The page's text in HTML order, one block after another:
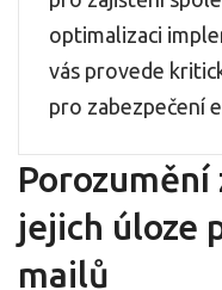
optimalizaci
vás provede
pro zabezpečení
Porozumění
jejich úloze
mailů